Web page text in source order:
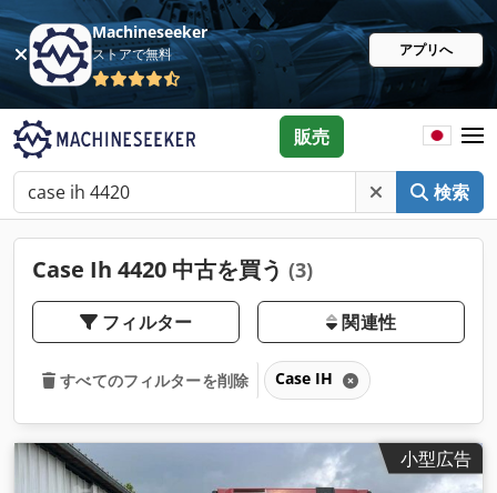
Machineseeker
ストアで無料 アプリへ
検索
販売
Case Ih 4420 中古を買う (3)
フィルター 関連性
すべてのフィルターを削除 Case IH
小型広告